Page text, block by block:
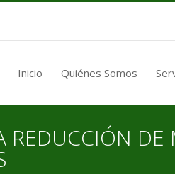
Inicio Quiénes Somos
REDUCCIÓN